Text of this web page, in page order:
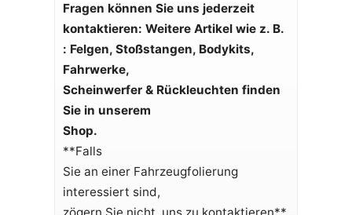
Fragen können Sie uns jederzeit
kontaktieren: Weitere Artikel wie z. B.
: Felgen, Stoßstangen, Bodykits,
Fahrwerke,
Scheinwerfer & Rückleuchten finden
Sie in unserem
Shop.
**Falls
Sie an einer Fahrzeugfolierung
interessiert sind,